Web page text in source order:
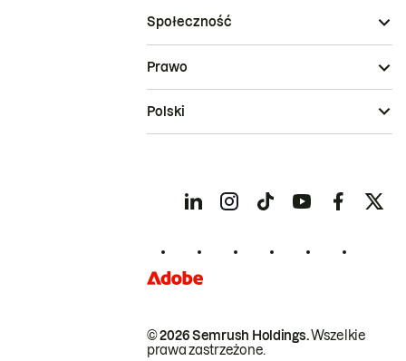
Społeczność
© 2026 Semrush Holdings.Wszelkie
prawa zastrzeżone.
Prawo
Polski